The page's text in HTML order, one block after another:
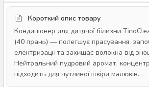
Короткий опис товару
Кондиціонер для дитячої білизни
(40 прань) — полегшує прасування,
електризації та захищає волокна від
Нейтральний пудровий аромат,
підходить для чутливої шкіри малюків.